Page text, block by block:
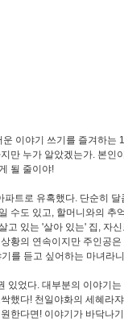
이야기 쓰기를 즐겨하는
만 누가 알았겠는가. 본인
될 줄이야!
트로 유혹했다. 단순히 달
수도 있고, 할머니와의 추
고 있는 '살아 있는' 집, 자
황의 연속이지만 주인공
를 듣고 싶어하는 마녀라
었다. 대부분의 이야기
했다! 천일야화의 세혜라
한다면! 이야기가 바닥나